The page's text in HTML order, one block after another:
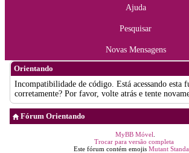
Ajuda
Pesquisar
Novas Mensagens
Orientando
Incompatibilidade de código. Está acessando esta
corretamente? Por favor, volte atrás e tente
Fórum Orientando
MyBB Móvel
Trocar para versão completa
Este fórum contém emojis Mutant